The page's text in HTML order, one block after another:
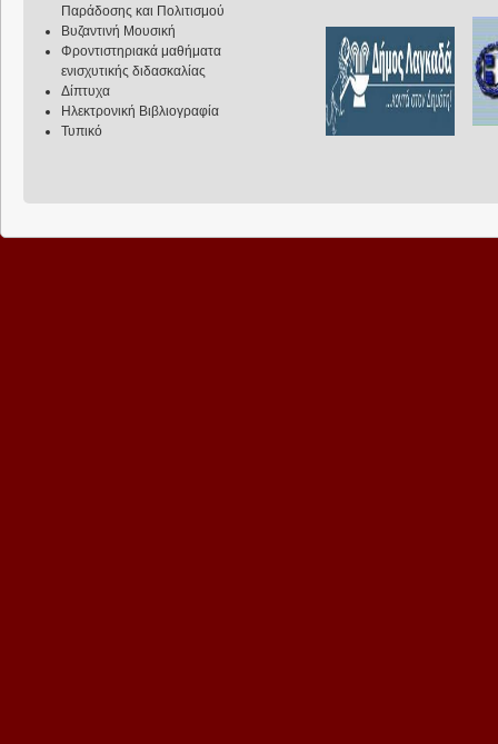
Παράδοσης και Πολιτισμού
Βυζαντινή Μουσική
Φροντιστηριακά μαθήματα
ενισχυτικής διδασκαλίας
Δίπτυχα
Ηλεκτρονική Βιβλιογραφία
Τυπικό